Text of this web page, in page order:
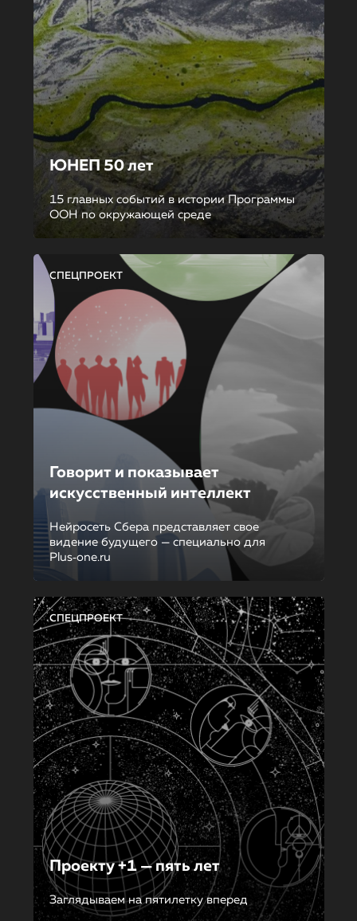
ЮНЕП 50 лет
15 главных событий в истории Программы
ООН по окружающей среде
СПЕЦПРОЕКТ
Говорит и показывает
искусственный интеллект
Нейросеть Сбера представляет свое
видение будущего — специально для
Plus‑one.ru
СПЕЦПРОЕКТ
Проекту +1 — пять лет
Заглядываем на пятилетку вперед